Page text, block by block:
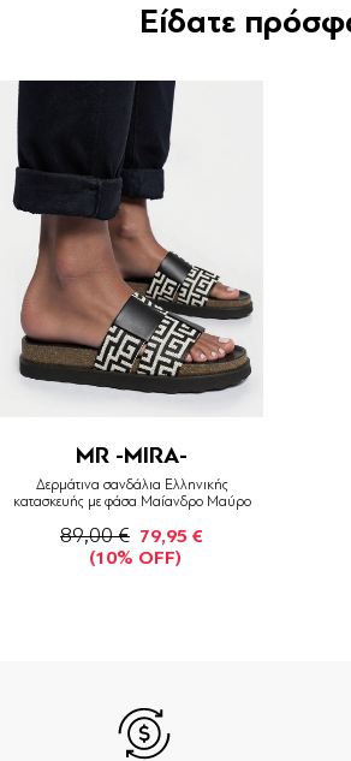
Είδατε
MR -MIRA-
Δερμάτινα σανδάλια Ελληνικής
κατασκευής με φάσα Μαίανδρο Μαύρο
89,00 € 79,95 €
(10% OFF)